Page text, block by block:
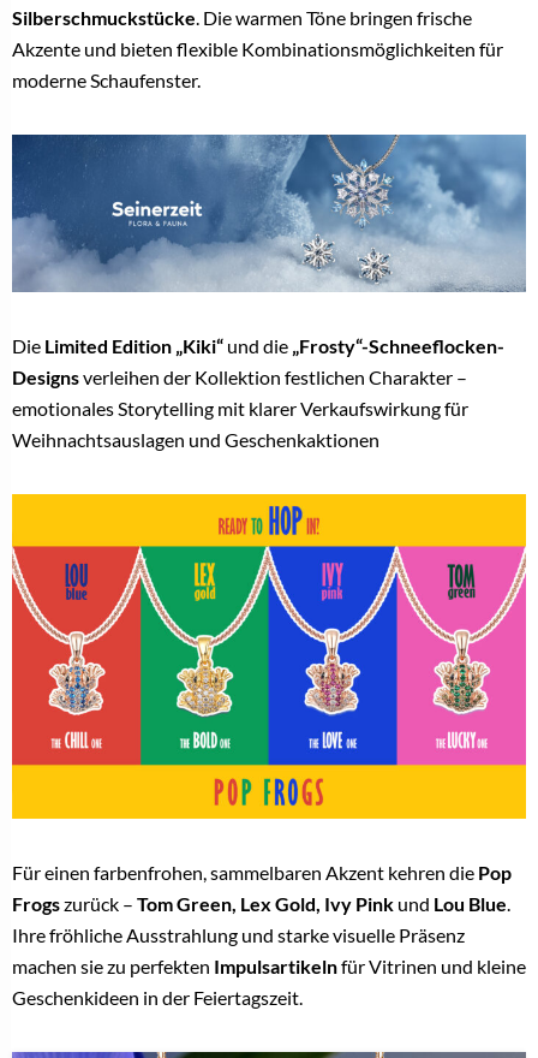
Silberschmuckstücke. Die warmen Töne bringen frische
Akzente und bieten flexible Kombinationsmöglichkeiten für
moderne Schaufenster.
Die Limited Edition „Kiki“ und die „Frosty“-Schneeflocken-
Designsverleihen der Kollektion festlichen Charakter –
emotionales Storytelling mit klarer Verkaufswirkung für
Weihnachtsauslagen und Geschenkaktionen
Für einen farbenfrohen, sammelbaren Akzent kehren die Pop
Frogszurück – Tom Green, Lex Gold, Ivy Pink und Lou Blue
Ihre fröhliche Ausstrahlung und starke visuelle Präsenz
machen sie zu perfekten Impulsartikelnfür Vitrinen und kleine
Geschenkideen in der Feiertagszeit.